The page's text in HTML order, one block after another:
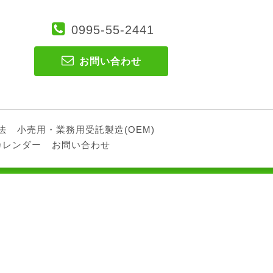
0995-55-2441
お問い合わせ
小売用・業務用受託製造(OEM)
レンダー
お問い合わせ